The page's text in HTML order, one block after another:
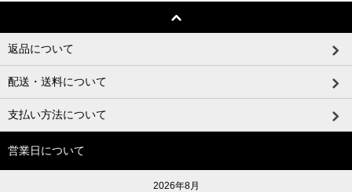
返品について
配送・送料について
支払い方法について
営業日について
2026年8月